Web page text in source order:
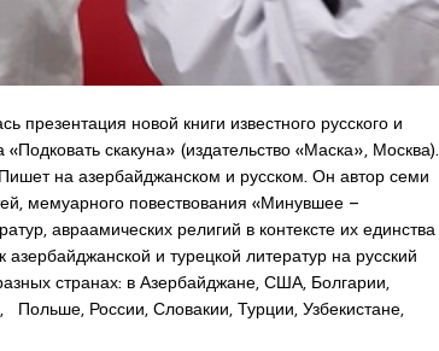
презентация новой книги известного русского и
скакуна» (издательство «Маска», Москва).
на азербайджанском и русском. Он автор семи
мемуарного повествования «Минувшее –
авраамических религий в контексте их единства
и турецкой литератур на русский
странах: в Азербайджане, США, Болгарии,
России, Словакии, Турции, Узбекистане,